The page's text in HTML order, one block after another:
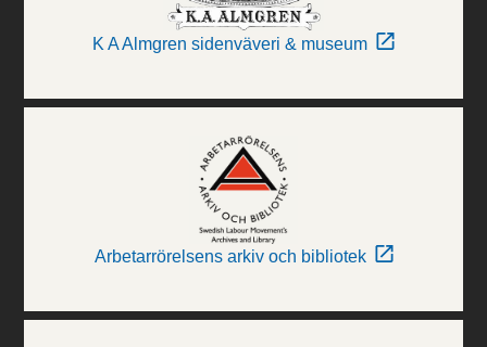
K A Almgren sidenväveri & museum
Arbetarrörelsens arkiv och bibliotek